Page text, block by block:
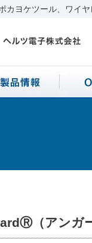
カヨケツール、ワイ
（アンガ